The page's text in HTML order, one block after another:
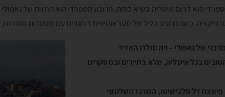
הוא דרום איטליה בשיא כוחה. הרובע הספרדי הוא החזות של
כיום ברובע בליל של סטראוטיפים דרומיים עם מסעדות חמודות,
של נאפולי – ויה טולדו האדיר
בכל איטליה, מלא בתיירים ובמסקרים
פיאצה דל פלבישיטו, המרכז השלטוני